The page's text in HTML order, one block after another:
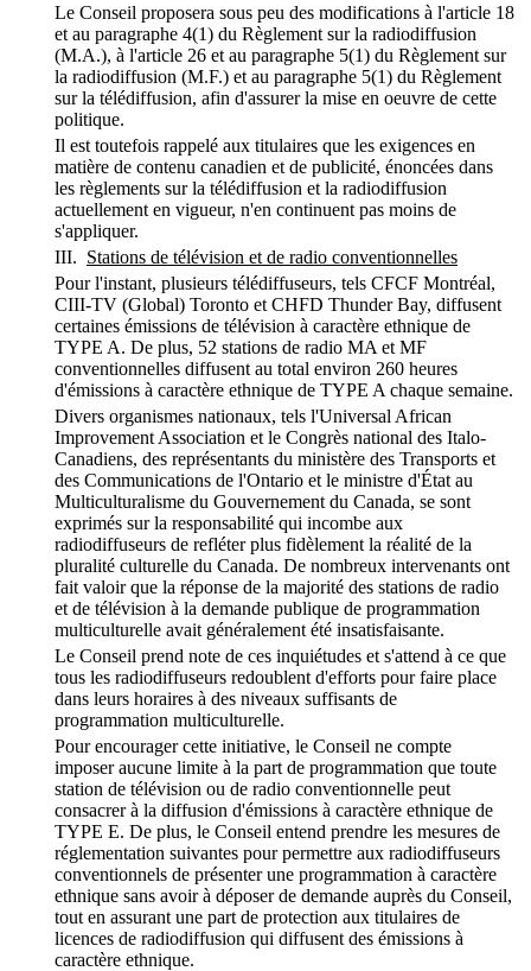
Le Conseil proposera sous peu des modifications à l'article 18
et au paragraphe 4(1) du Règlement sur la radiodiffusion
(M.A.), à l'article 26 et au paragraphe 5(1) du Règlement sur
la radiodiffusion (M.F.) et au paragraphe 5(1) du Règlement
sur la télédiffusion, afin d'assurer la mise en oeuvre de cette
politique.
Il est toutefois rappelé aux titulaires que les exigences en
matière de contenu canadien et de publicité, énoncées dans
les règlements sur la télédiffusion et la radiodiffusion
actuellement en vigueur, n'en continuent pas moins de
s'appliquer.
III. Stations de télévision et de radio conventionnelles
Pour l'instant, plusieurs télédiffuseurs, tels CFCF Montréal,
CIII-TV (Global) Toronto et CHFD Thunder Bay, diffusent
certaines émissions de télévision à caractère ethnique de
TYPE A. De plus, 52 stations de radio MA et MF
conventionnelles diffusent au total environ 260 heures
d'émissions à caractère ethnique de TYPE A chaque semaine.
Divers organismes nationaux, tels l'Universal African
Improvement Association et le Congrès national des Italo-
Canadiens, des représentants du ministère des Transports et
des Communications de l'Ontario et le ministre d'État au
Multiculturalisme du Gouvernement du Canada, se sont
exprimés sur la responsabilité qui incombe aux
radiodiffuseurs de refléter plus fidèlement la réalité de la
pluralité culturelle du Canada. De nombreux intervenants ont
fait valoir que la réponse de la majorité des stations de radio
et de télévision à la demande publique de programmation
multiculturelle avait généralement été insatisfaisante.
Le Conseil prend note de ces inquiétudes et s'attend à ce que
tous les radiodiffuseurs redoublent d'efforts pour faire place
dans leurs horaires à des niveaux suffisants de
programmation multiculturelle.
Pour encourager cette initiative, le Conseil ne compte
imposer aucune limite à la part de programmation que toute
station de télévision ou de radio conventionnelle peut
consacrer à la diffusion d'émissions à caractère ethnique de
TYPE E. De plus, le Conseil entend prendre les mesures de
réglementation suivantes pour permettre aux radiodiffuseurs
conventionnels de présenter une programmation à caractère
ethnique sans avoir à déposer de demande auprès du Conseil,
tout en assurant une part de protection aux titulaires de
licences de radiodiffusion qui diffusent des émissions à
caractère ethnique.